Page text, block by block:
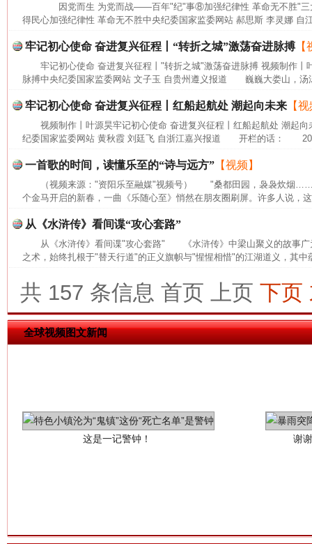
因党而生 为党而战——百年"纪"事⑧加强纪律性 革命无不胜"三
得民心加强纪律性 革命无不胜中央纪委国家监委网站 郝思斯 李灵娜 自
牢记初心使命 奋进复兴征程丨“转折之城”激荡奋进脉搏【
牢记初心使命 奋进复兴征程丨"转折之城"激荡奋进脉搏 视频制作丨
脉搏中央纪委国家监委网站 文子玉 自贵州遵义报道 巍巍大娄山，汤
牢记初心使命 奋进复兴征程丨红船起航处 潮起向未来 【
视频制作丨叶源昊牢记初心使命 奋进复兴征程丨红船起航处 潮起
纪委国家监委网站 黄秋霞 刘廷飞 自浙江嘉兴报道 开栏的话：
一首歌的时间，读懂乐至的“诗与远方” 【视频】
（视频来源："资阳乐至融媒"视频号） "桑都田园，袅袅炊烟
个金马开启的新春，一曲《乐随心至》悄然在朋友圈刷屏。许多人说，
从《水浒传》看间谍“攻心套路”
从《水浒传》看间谍"攻心套路" 《水浒传》中梁山聚义的故事广
之术，始终扎根于"替天行道"的正义旗帜与"惺惺相惜"的江湖道义，其中
共 157 条信息 首页 上页 下页
全球视频图文新闻
网上购药对药下症？